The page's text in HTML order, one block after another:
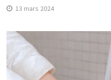
13 mars 2024